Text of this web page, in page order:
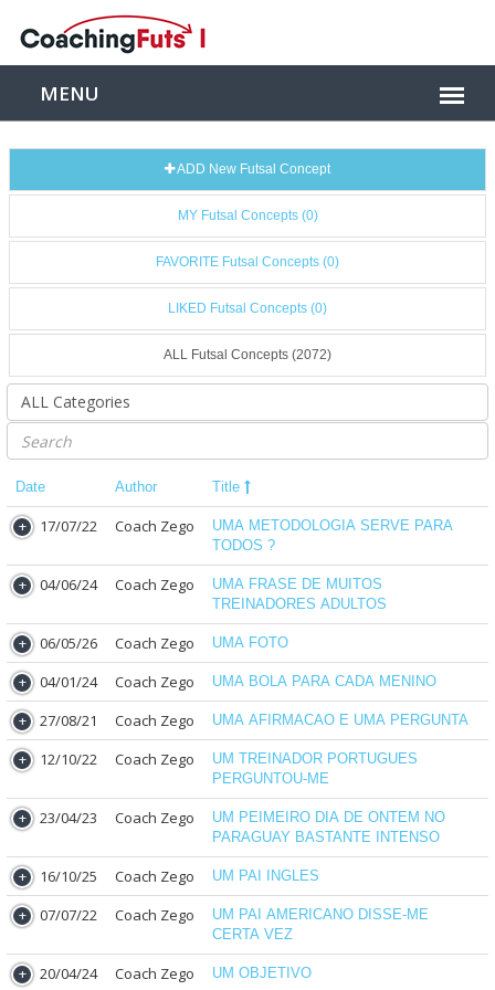
ADD New Futsal Concept
MY Futsal Concepts (0)
FAVORITE Futsal Concepts (0)
LIKED Futsal Concepts (0)
ALL Futsal Concepts (2072)
Date Author Title
17/07/22 Coach Zego
UMA METODOLOGIA SERVE PARA
TODOS ?
04/06/24 Coach Zego
UMA FRASE DE MUITOS
TREINADORES ADULTOS
06/05/26 Coach Zego UMA FOTO
04/01/24 Coach Zego UMA BOLA PARA CADA MENINO
27/08/21 Coach Zego UMA AFIRMACAO E UMA PERGUNTA
12/10/22 Coach Zego
UM TREINADOR PORTUGUES
PERGUNTOU-ME
23/04/23 Coach Zego
UM PEIMEIRO DIA DE ONTEM NO
PARAGUAY BASTANTE INTENSO
16/10/25 Coach Zego UM PAI INGLES
07/07/22 Coach Zego
UM PAI AMERICANO DISSE-ME
CERTA VEZ
20/04/24 Coach Zego UM OBJETIVO